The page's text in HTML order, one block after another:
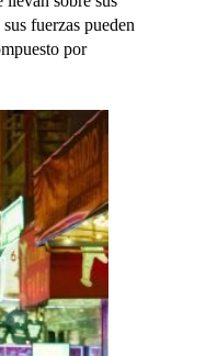
fuerzas pueden
por